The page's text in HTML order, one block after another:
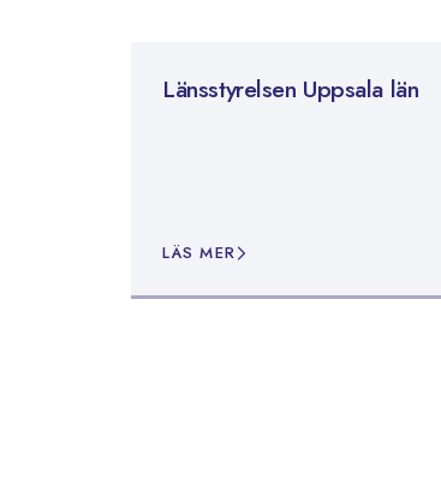
Länsstyrelsen Uppsala län
LÄS MER